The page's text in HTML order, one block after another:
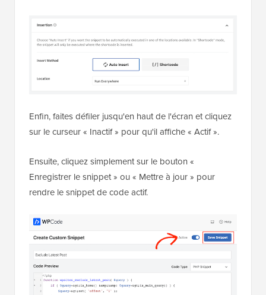
Enfin, faites défiler jusqu'en haut de l'écran et cliquez
Ensuite, cliquez simplement sur le bouton «
Enregistrer le snippet » ou « Mettre à jour » pour